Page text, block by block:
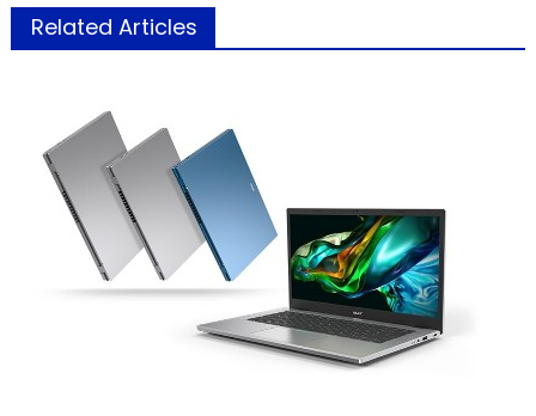
Related Articles